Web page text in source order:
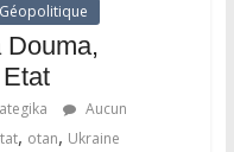
Géopolitique
Douma,
Etat
Aucun
, otan, Ukraine